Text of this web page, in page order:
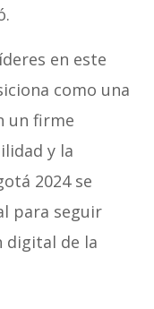
en este
como una
un firme
y la
2024 se
para seguir
digital de la